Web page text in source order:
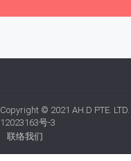
Copyright © 2021 AH.D PTE. LTD.
12023163号-3
联络我们